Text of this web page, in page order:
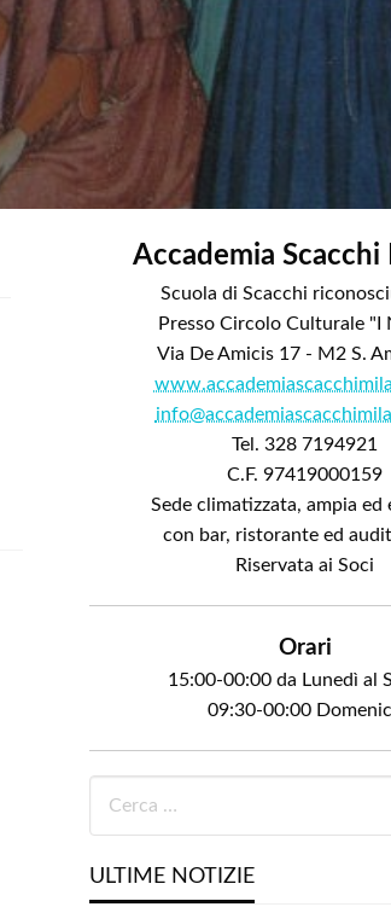
Accademia Scacchi
Scuola di Scacchi
Presso Circolo Culturale "I
Via De Amicis 17 - M2 S.
Tel. 328 7194921
C.F. 97419000159
Sede climatizzata, ampia ed
con bar, ristorante ed
Riservata ai Soci
Orari
15:00-00:00 da Lunedì al
09:30-00:00
ULTIME NOTIZIE